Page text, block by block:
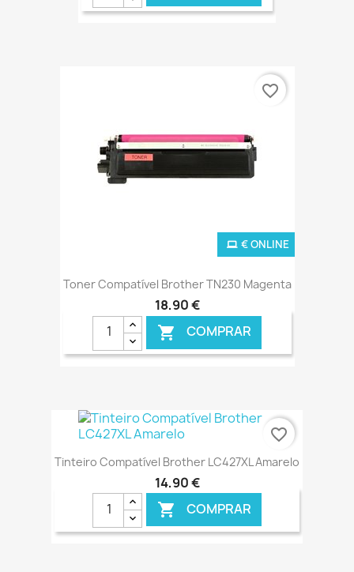
Toner Compatível Brother TN230 Magenta
18,90 €
 COMPRAR
€ ONLINE
favorite_border
Tinteiro Compatível Brother LC427XL Amarelo
14,90 €
 COMPRAR
favorite_border